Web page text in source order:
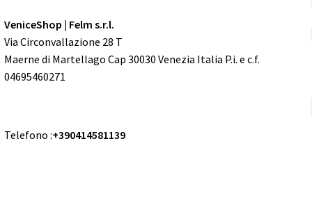
VeniceShop | Felm s.r.l.
Via Circonvallazione 28 T
Maerne di Martellago Cap 30030 Venezia Italia P.i. e c.f.
04695460271
Telefono :+390414581139